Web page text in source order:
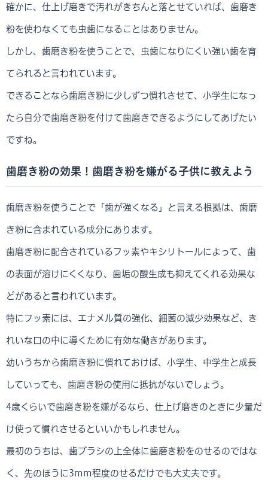
確かに、仕上げ磨きで汚れがきちんと落とせていれば、歯磨き
粉を使わなくても虫歯になることはありません。
しかし、歯磨き粉を使うことで、虫歯になりにくい強い歯を育
てられると言われています。
できることなら歯磨き粉に少しずつ慣れさせて、小学生になっ
たら自分で歯磨き粉を付けて歯磨きできるようにしてあげたい
ですね。
歯磨き粉の効果！歯磨き粉を嫌がる子供に教えよう
歯磨き粉を使うことで「歯が強くなる」と言える根拠は、歯磨
き粉に含まれている成分にあります。
歯磨き粉に配合されているフッ素やキシリトールによって、歯
の表面が溶けにくくなり、歯垢の酸生成も抑えてくれる効果な
どがあると言われています。
特にフッ素には、エナメル質の強化、細菌の減少効果など、き
れいな口の中に導くために有効な働きがあります。
幼いうちから歯磨き粉に慣れておけば、小学生、中学生と成長
していっても、歯磨き粉の使用に抵抗がないでしょう。
4歳くらいで歯磨き粉を嫌がるなら、仕上げ磨きのときに少量だ
け使って慣れさせるといいかもしれません。
最初のうちは、歯ブラシの上全体に歯磨き粉をのせるのではな
く、先のほうに3mm程度のせるだけでも大丈夫です。